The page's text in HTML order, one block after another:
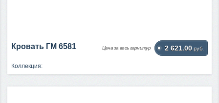
Кровать ГМ 6581 Цена за весь гарнитур 2 621.00 руб.
Коллекция: